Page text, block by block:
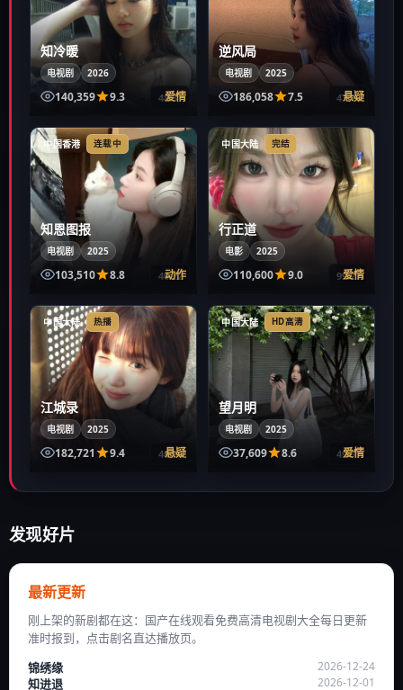
48:31
知冷暖
电视剧 2026
140,359 9.3 爱情 47:16
逆风局
电视剧 2025
186,058 7.5 悬疑
中国香港 连载中
40:22
知恩图报
电视剧 2025
103,510 8.8 动作
中国大陆 完结
99:21
行正道
电影 2025
110,600 9.0 爱情
中国大陆 热播
46:34
江城录
电视剧 2025
182,721 9.4 悬疑
中国大陆 HD高清
49:51
望月明
电视剧 2025
37,609 8.6 爱情
发现好片
最新更新
刚上架的新剧都在这：国产在线观看免费高清电视剧大全每日更新
准时报到，点击剧名直达播放页。
锦绣缘
2026-12-24
知进退 2026-12-01